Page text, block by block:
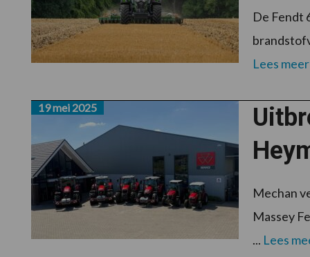
De Fendt
Lees meer
19 mei 2025
Mechan
Massey
... Lees